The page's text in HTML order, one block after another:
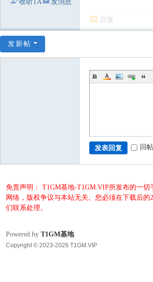
收听TA 发消息
回复
发新帖
发表回复 回
免责声明： T1GM基地-T1GM.VIP所发布的一
网络，版权争议与本站无关。您必须在下载后
们联系处理。
Powered by T1GM基地
Copyright © 2023-2026 T1GM.VIP